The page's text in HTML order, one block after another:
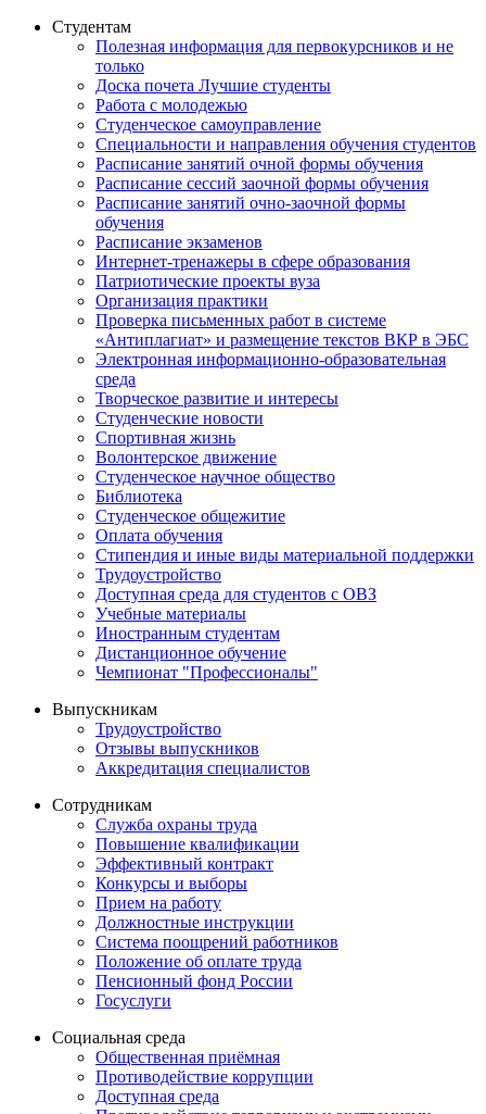
Студентам
Полезная информация для первокурсников и не
только
Доска почета Лучшие студенты
Работа с молодежью
Студенческое самоуправление
Специальности и направления обучения студентов
Расписание занятий очной формы обучения
Расписание сессий заочной формы обучения
Расписание занятий очно-заочной формы
обучения
Расписание экзаменов
Интернет-тренажеры в сфере образования
Патриотические проекты вуза
Организация практики
Проверка письменных работ в системе
«Антиплагиат» и размещение текстов ВКР в ЭБС
Электронная информационно-образовательная
среда
Творческое развитие и интересы
Студенческие новости
Спортивная жизнь
Волонтерское движение
Студенческое научное общество
Библиотека
Студенческое общежитие
Оплата обучения
Стипендия и иные виды материальной поддержки
Трудоустройство
Доступная среда для студентов с ОВЗ
Учебные материалы
Иностранным студентам
Дистанционное обучение
Чемпионат "Профессионалы"
Выпускникам
Трудоустройство
Отзывы выпускников
Аккредитация специалистов
Сотрудникам
Служба охраны труда
Повышение квалификации
Эффективный контракт
Конкурсы и выборы
Прием на работу
Должностные инструкции
Система поощрений работников
Положение об оплате труда
Пенсионный фонд России
Госуслуги
Социальная среда
Общественная приёмная
Противодействие коррупции
Доступная среда